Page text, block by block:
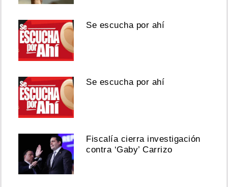
Se escucha por ahí
Se escucha por ahí
Fiscalía cierra investigación
contra ‘Gaby’ Carrizo